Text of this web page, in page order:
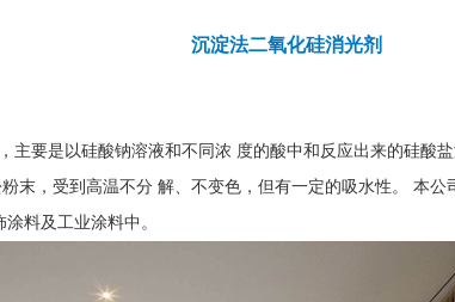
沉淀法二氧化硅消光剂
要是以硅酸钠溶液和不同浓 度的酸中和反应出来的硅酸
末，受到高温不分 解、不变色，但有一定的吸水性。 本
料及工业涂料中。